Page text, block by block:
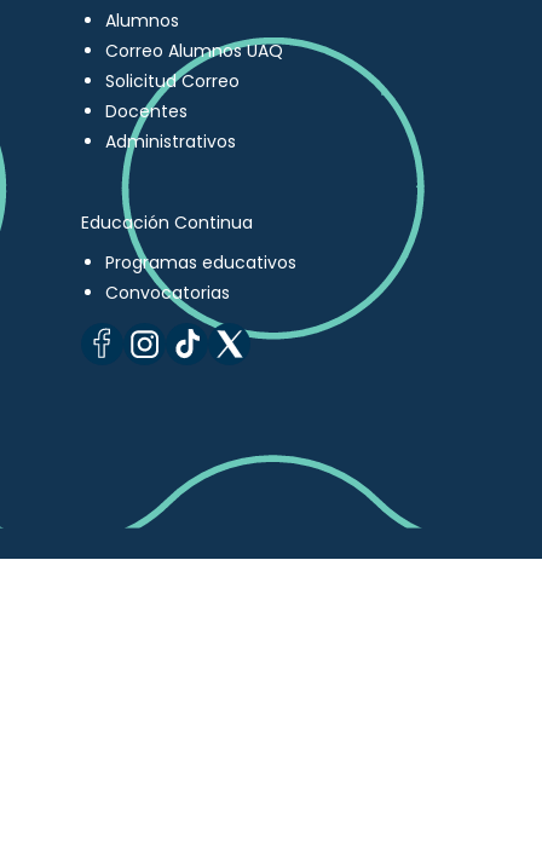
Alumnos
Correo Alumnos UAQ
Solicitud Correo
Docentes
Administrativos
Educación Continua
Programas educativos
Convocatorias